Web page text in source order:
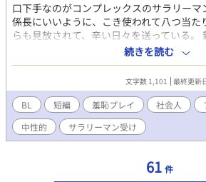
口下手なのがコンプレックスのサラリー
係長にいいように、こき使われて八つ当た
らも見放されて、辛い日々を送っている。
ストクラブに連れていかれた彼は、係長が
い、つかの間、癒されたものを、かっち
らしい手で触られてしまい・・・。 現代
説です。R18。 スーツフェチのホスト×自
思いこんでいるサラリーマン。 こちらは試
サイトで電子書籍を販売中、短編集も販売
グのリンクは↓にあります。
続きを読む
文字数 1,101 最終更新
BL 短編 羞恥プレイ 社会人
中性的
サラリーマン受け
61 件